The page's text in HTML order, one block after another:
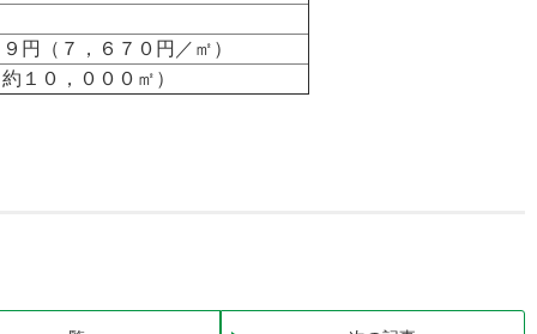
円（７，６７０円／㎡）
１０，０００㎡）